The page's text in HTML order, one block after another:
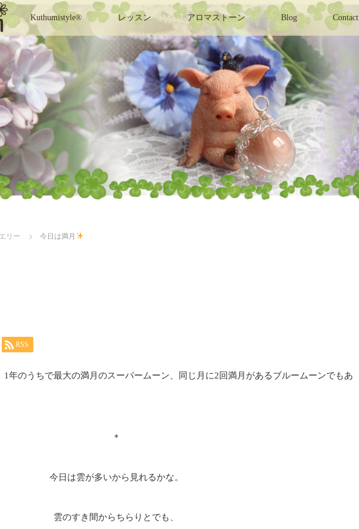
Kuthumistyle® レッスン アロマストーン Blog Contact
リー 今日は満月
RSS
1年のうちで最大の満月のスーパームーン、同じ月に2回満月があるブルームーンでもあ
＊
今日は雲が多いから見れるかな。
雲のすき間からちらりとでも、